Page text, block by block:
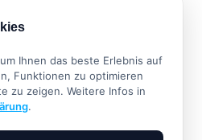
Ihnen das beste Erlebnis auf
Funktionen zu optimieren
zu zeigen. Weitere Infos in
.